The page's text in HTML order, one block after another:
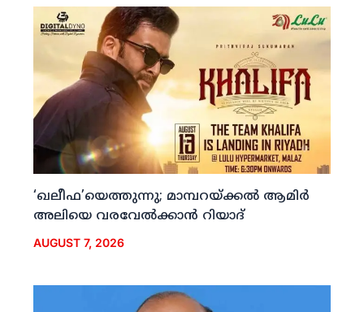
‘ഖലീഫ’യെത്തുന്നു; മാമ്പറയ്ക്കല്‍ ആമിര്‍
അലിയെ വരവേല്‍ക്കാന്‍ റിയാദ്
AUGUST 7, 2026